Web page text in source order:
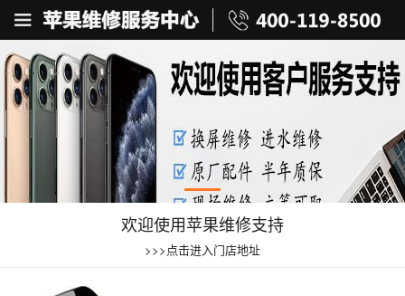
欢迎使用苹果维修支持
>>>点击进入门店地址